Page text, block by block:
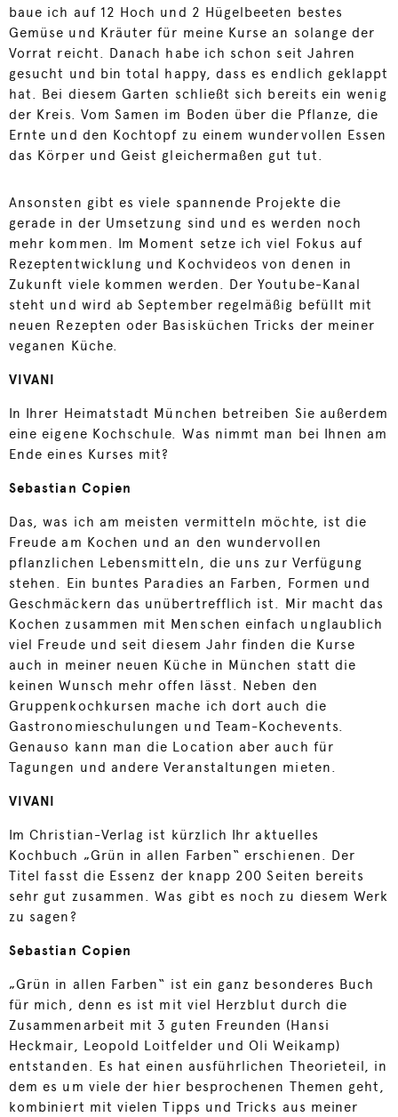
baue ich auf 12 Hoch und 2 Hügelbeeten bestes
Gemüse und Kräuter für meine Kurse an solange der
Vorrat reicht. Danach habe ich schon seit Jahren
gesucht und bin total happy, dass es endlich geklappt
hat. Bei diesem Garten schließt sich bereits ein wenig
der Kreis. Vom Samen im Boden über die Pflanze, die
Ernte und den Kochtopf zu einem wundervollen Essen
das Körper und Geist gleichermaßen gut tut.
Ansonsten gibt es viele spannende Projekte die
gerade in der Umsetzung sind und es werden noch
mehr kommen. Im Moment setze ich viel Fokus auf
Rezeptentwicklung und Kochvideos von denen in
Zukunft viele kommen werden. Der Youtube-Kanal
steht und wird ab September regelmäßig befüllt mit
neuen Rezepten oder Basisküchen Tricks der meiner
veganen Küche.
VIVANI
In Ihrer Heimatstadt München betreiben Sie außerdem
eine eigene Kochschule. Was nimmt man bei Ihnen am
Ende eines Kurses mit?
Sebastian Copien
Das, was ich am meisten vermitteln möchte, ist die
Freude am Kochen und an den wundervollen
pflanzlichen Lebensmitteln, die uns zur Verfügung
stehen. Ein buntes Paradies an Farben, Formen und
Geschmäckern das unübertrefflich ist. Mir macht das
Kochen zusammen mit Menschen einfach unglaublich
viel Freude und seit diesem Jahr finden die Kurse
auch in meiner neuen Küche in München statt die
keinen Wunsch mehr offen lässt. Neben den
Gruppenkochkursen mache ich dort auch die
Gastronomieschulungen und Team-Kochevents.
Genauso kann man die Location aber auch für
Tagungen und andere Veranstaltungen mieten.
VIVANI
Im Christian-Verlag ist kürzlich Ihr aktuelles
Kochbuch „Grün in allen Farben“ erschienen. Der
Titel fasst die Essenz der knapp 200 Seiten bereits
sehr gut zusammen. Was gibt es noch zu diesem Werk
zu sagen?
Sebastian Copien
„Grün in allen Farben“ ist ein ganz besonderes Buch
für mich, denn es ist mit viel Herzblut durch die
Zusammenarbeit mit 3 guten Freunden (Hansi
Heckmair, Leopold Loitfelder und Oli Weikamp)
entstanden. Es hat einen ausführlichen Theorieteil, in
dem es um viele der hier besprochenen Themen geht,
kombiniert mit vielen Tipps und Tricks aus meiner